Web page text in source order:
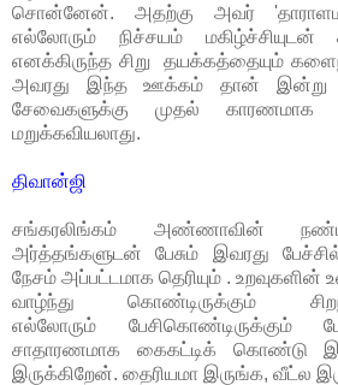
சொன்னேன். அதற்கு அவர்
எல்லோரும் நிச்சயம் மகிழ்ச்சியுடன்
எனக்கிருந்த சிறு தயக்கத்தையும்
அவரது இந்த ஊக்கம் தான் இன்று
சேவைகளுக்கு முதல் காரணமாக
மறுக்கவியலாது.
திவான்ஜி
சங்கரலிங்கம் அண்ணாவின்
அர்த்தங்களுடன் பேசும் இவரது
நேசம் அப்பட்டமாக தெரியும் . உறவுகளின்
வாழ்ந்து கொண்டிருக்கும்
எல்லோரும்
சாதாரணமாக கைகட்டிக் கொண்டு
இருக்கிறேன். தைரியமா இருங்க, வீட்ல